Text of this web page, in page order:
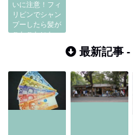
いに注意！フィ
リピンでシャン
プーしたら髪が
ごわごわになっ
最新記事 -